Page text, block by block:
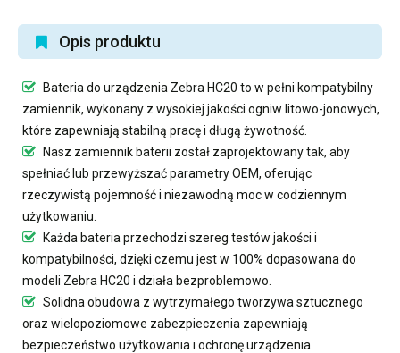
Opis produktu
Bateria do urządzenia Zebra HC20 to w pełni kompatybilny
zamiennik, wykonany z wysokiej jakości ogniw litowo-jonowych,
które zapewniają stabilną pracę i długą żywotność.
Nasz zamiennik baterii został zaprojektowany tak, aby
spełniać lub przewyższać parametry OEM, oferując
rzeczywistą pojemność i niezawodną moc w codziennym
użytkowaniu.
Każda bateria przechodzi szereg testów jakości i
kompatybilności, dzięki czemu jest w 100% dopasowana do
modeli Zebra HC20 i działa bezproblemowo.
Solidna obudowa z wytrzymałego tworzywa sztucznego
oraz wielopoziomowe zabezpieczenia zapewniają
bezpieczeństwo użytkowania i ochronę urządzenia.